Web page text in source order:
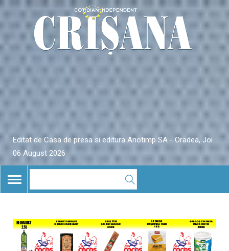
Editat de Casa de presa si editura Anotimp SA - Oradea, Joi
06 August 2026
TOGGLE
NAVIGATION